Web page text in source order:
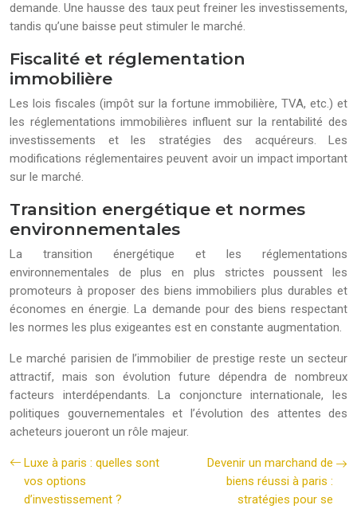
demande. Une hausse des taux peut freiner les investissements,
tandis qu’une baisse peut stimuler le marché.
Fiscalité et réglementation
immobilière
Les lois fiscales (impôt sur la fortune immobilière, TVA, etc.) et
les réglementations immobilières influent sur la rentabilité des
investissements et les stratégies des acquéreurs. Les
modifications réglementaires peuvent avoir un impact important
sur le marché.
Transition energétique et normes
environnementales
La transition énergétique et les réglementations
environnementales de plus en plus strictes poussent les
promoteurs à proposer des biens immobiliers plus durables et
économes en énergie. La demande pour des biens respectant
les normes les plus exigeantes est en constante augmentation.
Le marché parisien de l’immobilier de prestige reste un secteur
attractif, mais son évolution future dépendra de nombreux
facteurs interdépendants. La conjoncture internationale, les
politiques gouvernementales et l’évolution des attentes des
acheteurs joueront un rôle majeur.
Luxe à paris : quelles sont
vos options
d’investissement ?
Devenir un marchand de
biens réussi à paris :
stratégies pour se